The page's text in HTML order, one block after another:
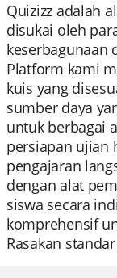
Quizizz adalah
disukai oleh
keserbagunaan
Platform kami
kuis yang
sumber daya
untuk berbagai
persiapan ujian
pengajaran
dengan alat
siswa secara
komprehensif
Rasakan